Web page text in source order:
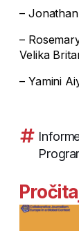
–
–
Velika
– Yamini